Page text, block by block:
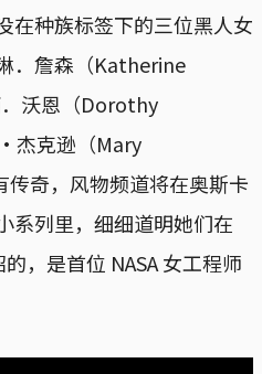
在种族标签下的三位黑人女
．詹森（Katherine
沃恩（Dorothy
杰克逊（Mary
奇，风物频道将在奥斯卡
系列里，细细道明她们在
，是首位 NASA 女工程师